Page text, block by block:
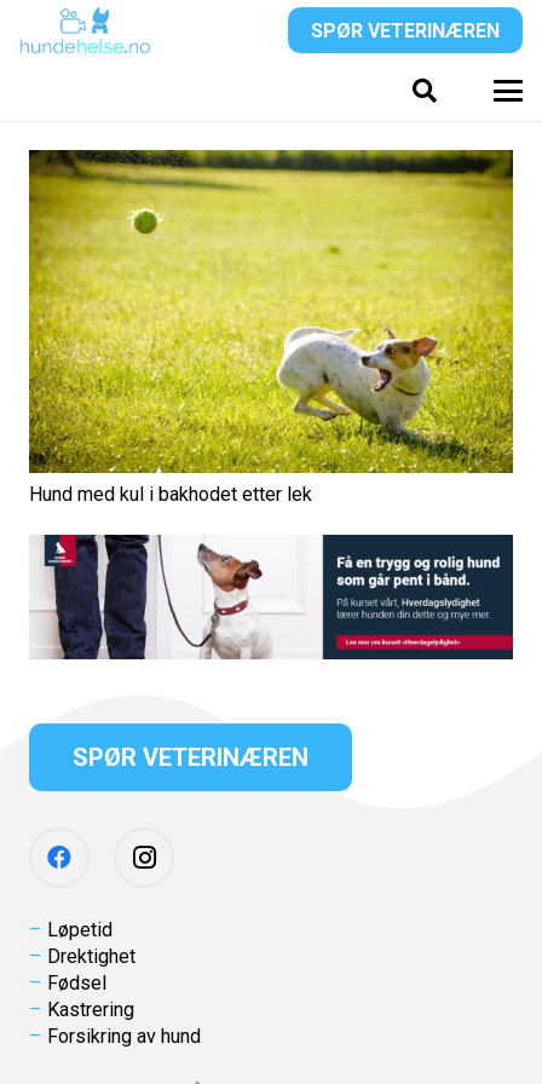
SPØR VETERINÆREN
Hund med kul i bakhodet etter lek
SPØR VETERINÆREN
Løpetid
Drektighet
Fødsel
Kastrering
Forsikring av hund